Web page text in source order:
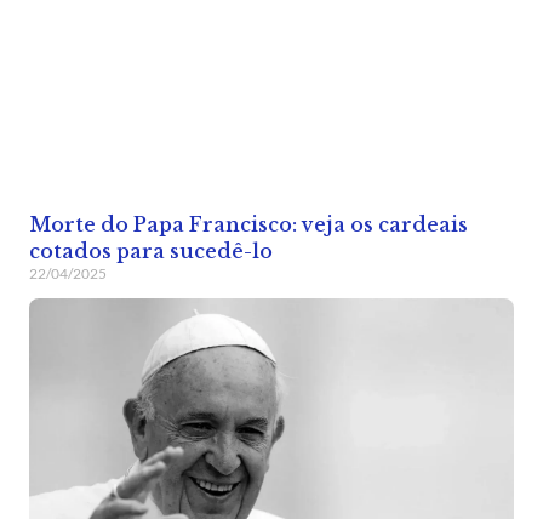
Morte do Papa Francisco: veja os cardeais
cotados para sucedê-lo
22/04/2025